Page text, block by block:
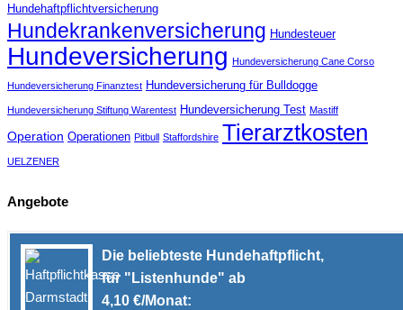
Hundehaftpflichtversicherung
Hundekrankenversicherung Hundesteuer
Hundeversicherung Hundeversicherung Cane Corso
Hundeversicherung Finanztest Hundeversicherung für Bulldogge
Hundeversicherung Stiftung Warentest Hundeversicherung Test Mastiff
Operation Operationen Pitbull Staffordshire Tierarztkosten
UELZENER
Angebote
Die beliebteste Hundehaftpflicht,
für "Listenhunde" ab
4,10 €/Monat: